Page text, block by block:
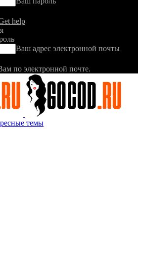
help
Ваш адрес электронной почты
по электронной почте.
темы